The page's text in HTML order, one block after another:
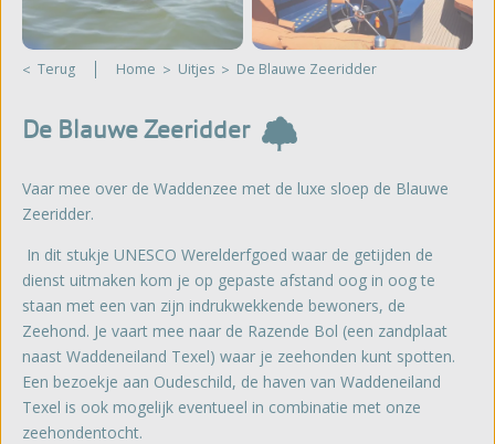
Terug Home Uitjes De Blauwe Zeeridder
De Blauwe Zeeridder
Vaar mee over de Waddenzee met de luxe sloep de Blauwe
Zeeridder.
In dit stukje UNESCO Werelderfgoed waar de getijden de
dienst uitmaken kom je op gepaste afstand oog in oog te
staan met een van zijn indrukwekkende bewoners, de
Zeehond. Je vaart mee naar de Razende Bol (een zandplaat
naast Waddeneiland Texel) waar je zeehonden kunt spotten.
Een bezoekje aan Oudeschild, de haven van Waddeneiland
Texel is ook mogelijk eventueel in combinatie met onze
zeehondentocht.